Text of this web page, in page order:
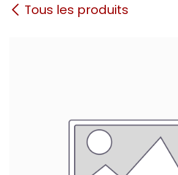
Tous les produits